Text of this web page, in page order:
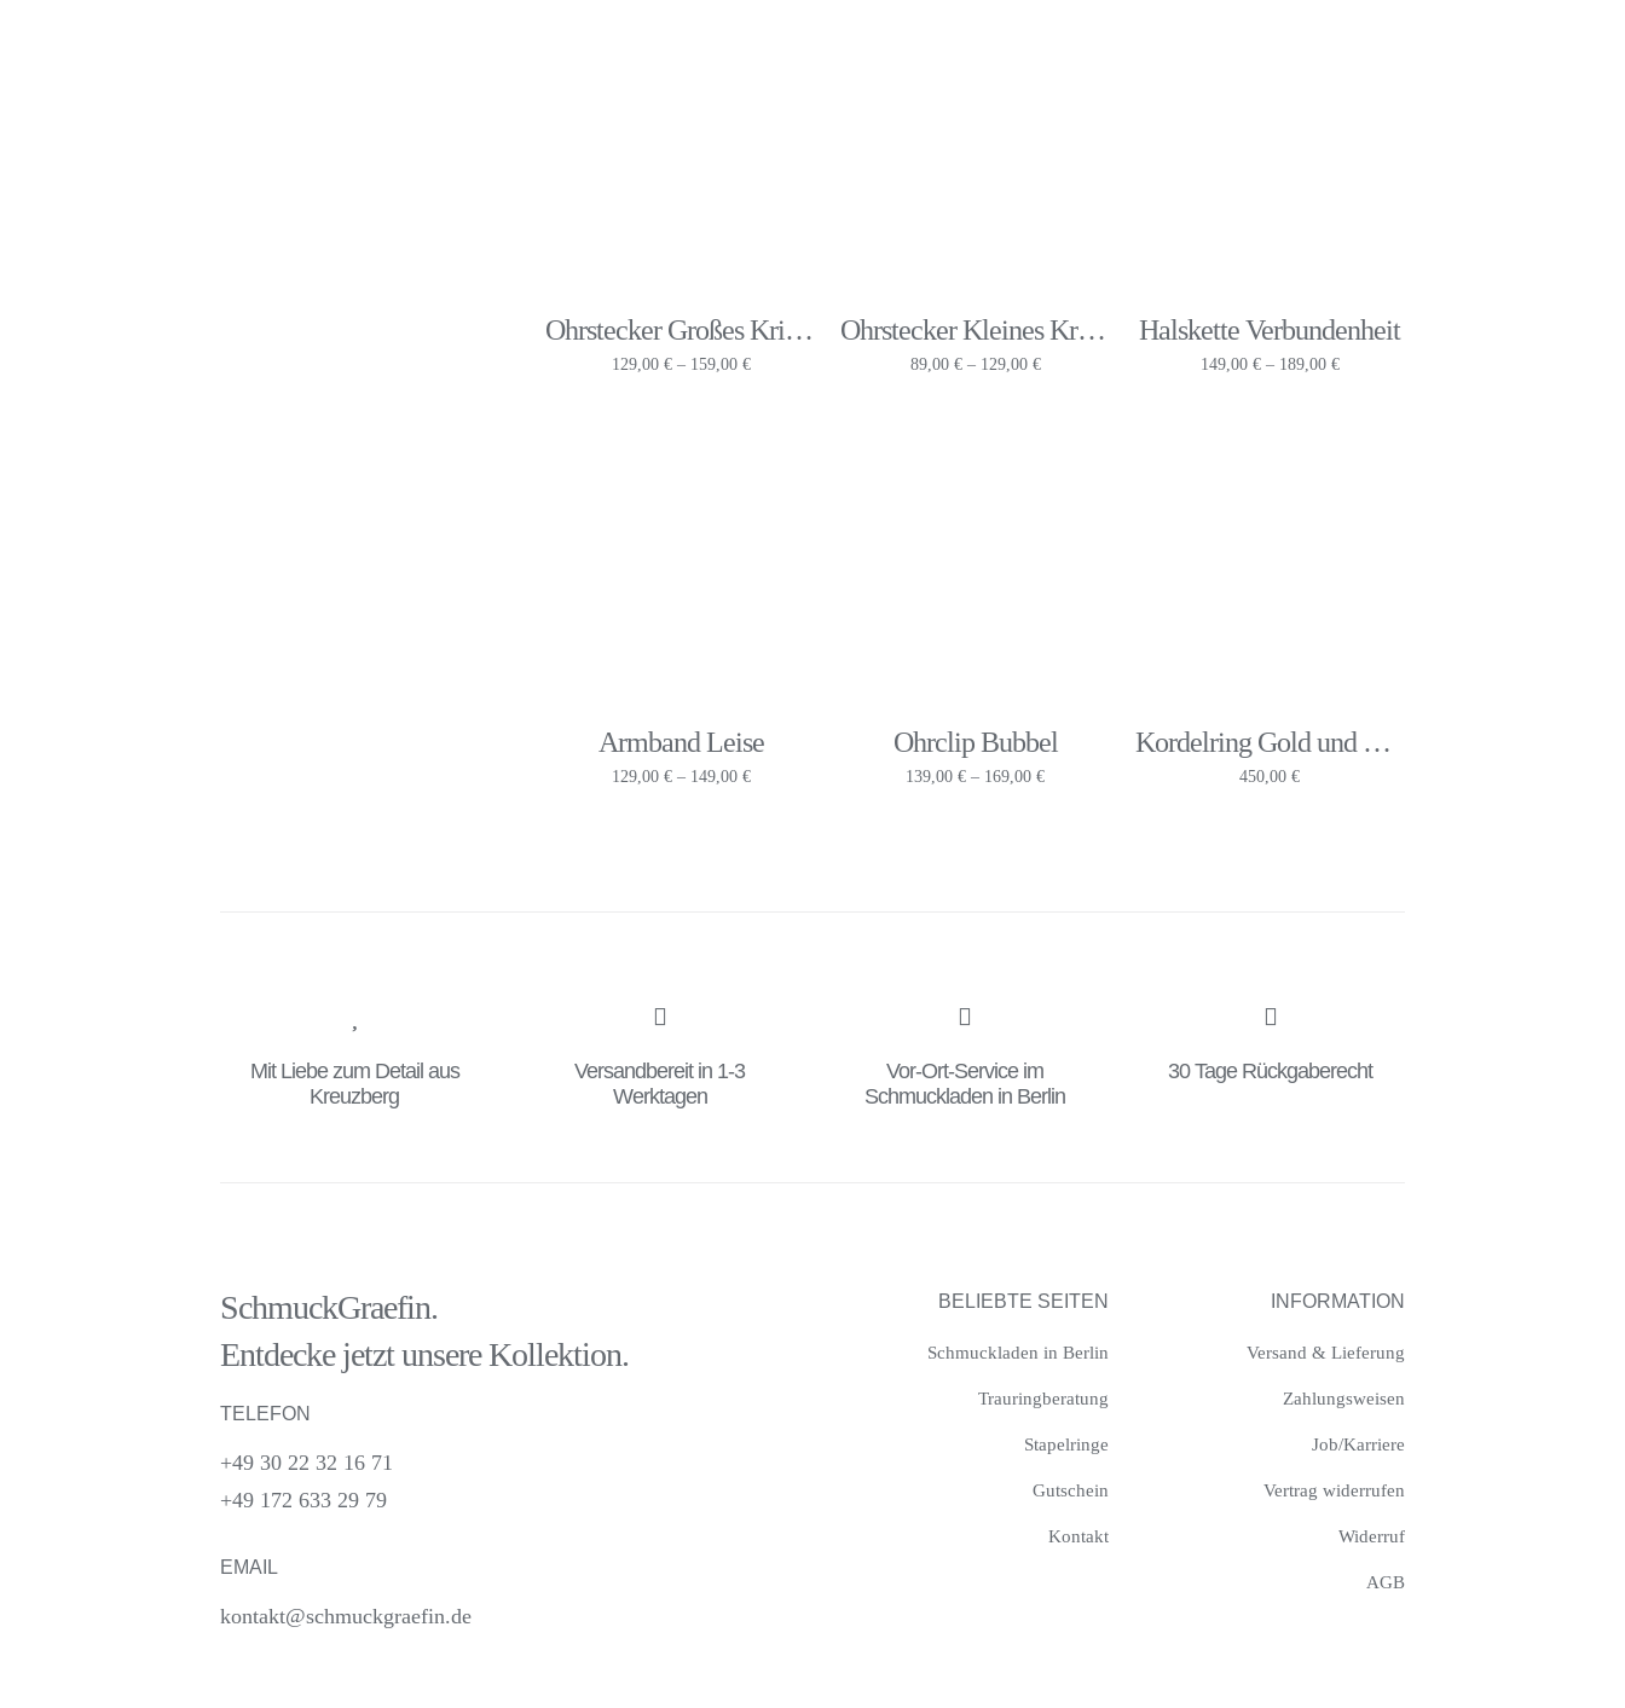
Ohrstecker Großes Krickelkrakel
129,00 € – 159,00 €Preisspanne:
Ohrstecker Kleines Krickelkrakel
89,00 € – 129,00 €Preisspanne:
Halskette Verbundenheit
149,00 € – 189,00 €Preisspanne:
Armband Leise
129,00 € – 149,00 €Preisspanne:
Ohrclip Bubbel
139,00€ – 169,00€Preisspanne:
Kordelring Gold und Weit Gedreht
450,00€
Mit Liebe zum Detail aus
Kreuzberg
Versandbereit in 1-3
Werktagen
Vor-Ort-Service im
Schmuckladen in Berlin
30 Tage Rückgaberecht
SchmuckGraefin.
Entdecke jetzt unsere Kollektion.
TELEFON
+49 30 22 32 16 71
+49 172 633 29 79
EMAIL
kontakt@schmuckgraefin.de
BELIEBTE SEITEN
Schmuckladen in Berlin
Trauringberatung
Stapelringe
Gutschein
Kontakt
INFORMATION
Versand & Lieferung
Zahlungsweisen
Job/Karriere
Vertrag widerrufen
Widerruf
AGB